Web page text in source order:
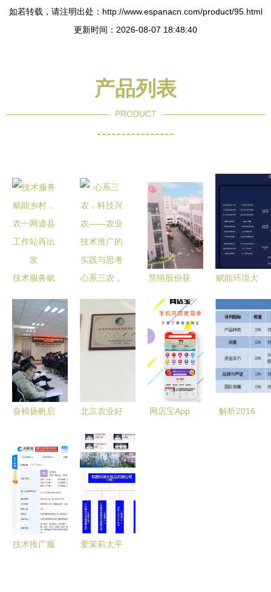
如若转载，请注明出处：http://www.espanacn.com/product/95.html
更新时间：2026-08-07 18:48:40
产品列表
PRODUCT
----------------
技术服务赋
一网道县工
作站再出发
心系三农，
——农业技
术推广的实
践与思考
慧镕股份获
质 IT生命
周期管理引
领循环经
济“智”造绿
色未来
赋能环境大
如何以智慧
数据
点‘绿’成金
奋楫扬帆启
江省杂粮产
业技术协同
创新推广体
系启动会在
农大召开
北京农业好
梓婷佳苑垂
钓园 创新
技术推广服
务引领休闲
渔业新发展
网店宝App
解析2016
技术推广服
爱茉莉太平